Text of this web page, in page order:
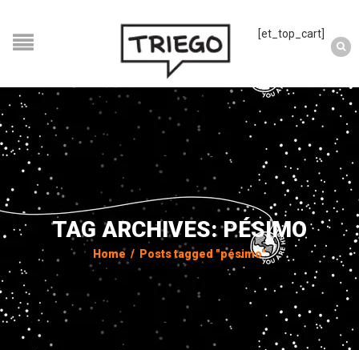
[et_top_cart]
TAG ARCHIVES: PÉSIMO
Home / Posts tagged "pésimo"